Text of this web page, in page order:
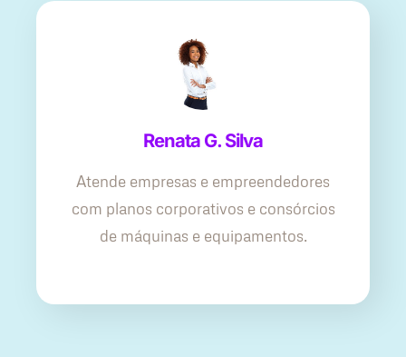
Renata G. Silva
Atende empresas e empreendedores
com planos corporativos e consórcios
de máquinas e equipamentos.